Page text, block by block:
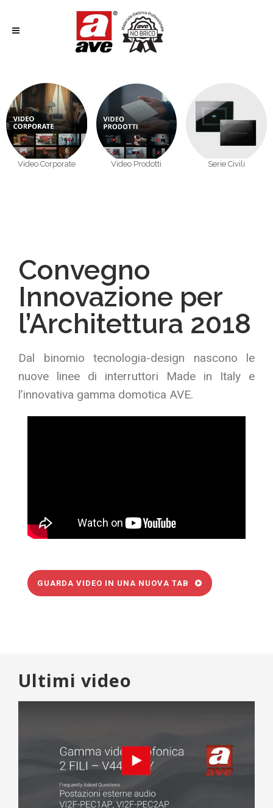
Video Corporate Video Prodotti Serie Civili
Convegno
Innovazione per
l’Architettura 2018
Dal binomio tecnologia-design nascono le
nuove linee di interruttori Made in Italy e
l’innovativa gamma domotica AVE.
GUARDA VIDEO IN UNA NUOVA TAB
Ultimi video